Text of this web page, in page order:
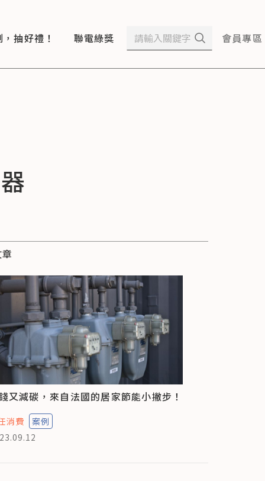
抽好禮！ 聯電綠獎 會員專區
又減碳，來自法國的居家節能小撇步！
消費
案例